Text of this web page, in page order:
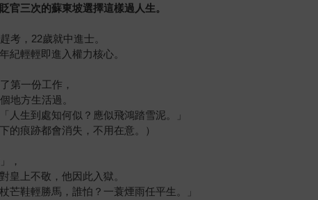
官三次的蘇東坡選擇這樣過人生。
考，22歲就中進士。
紀輕輕即進入權力核心。
第一份工作，
地方生活過。
人生到處知何似？應似飛鴻踏雪泥。」
的痕跡都會消失，不用在意。）
，
皇上不敬，他因此入獄。
芒鞋輕勝馬，誰怕？一蓑煙雨任平生。」